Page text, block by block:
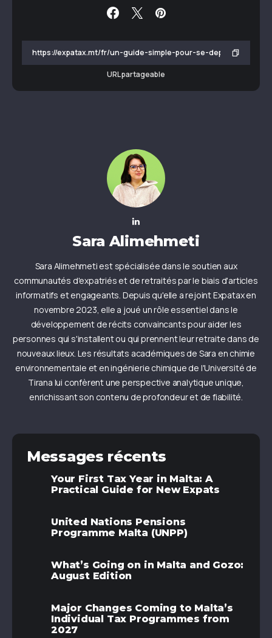
URL partageable
Sara Alimehmeti
Sara Alimehmeti est spécialisée dans le soutien aux
communautés d'expatriés et de retraités par le biais d'articles
informatifs et engageants. Depuis qu'elle a rejoint Expatax en
novembre 2023, elle a joué un rôle essentiel dans le
développement de récits convaincants pour aider les
personnes qui s'installent ou qui prennent leur retraite dans de
nouveaux lieux. Les résultats académiques de Sara en chimie
environnementale et en ingénierie chimique de l'Université de
Tirana lui confèrent une perspective analytique unique,
enrichissant son contenu de profondeur et de fiabilité.
Messages récents
Your First Tax Year in Malta: A
Practical Guide for New Expats
United Nations Pensions
Programme Malta (UNPP)
What’s Going on in Malta and Gozo:
August Edition
Major Changes Coming to Malta’s
Individual Tax Programmes from
2027